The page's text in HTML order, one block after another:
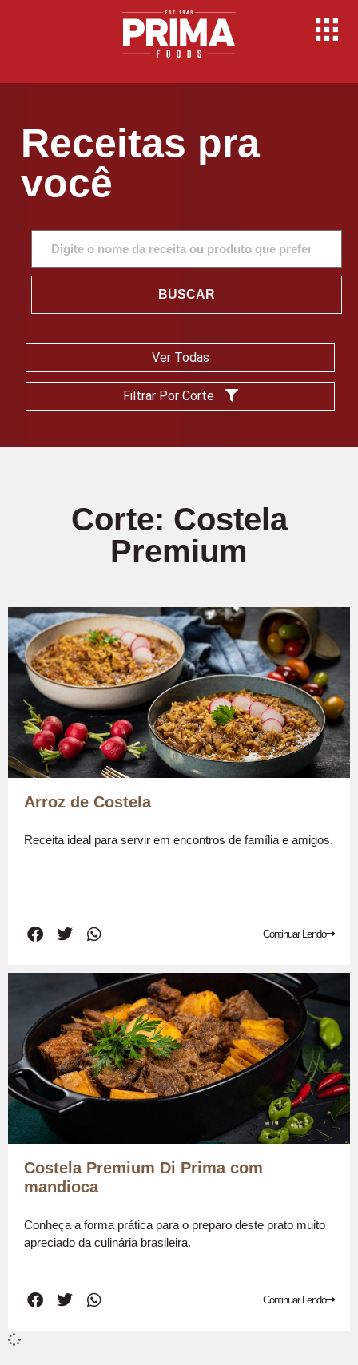
Receitas pra
você
Ver Todas
Filtrar Por Corte
BUSCAR
Corte: Costela
Premium
Arroz de Costela
Receita ideal para servir em encontros de família e amigos.
Continuar Lendo
Costela Premium Di Prima com
mandioca
Conheça a forma prática para o preparo deste prato muito
apreciado da culinária brasileira.
Continuar Lendo